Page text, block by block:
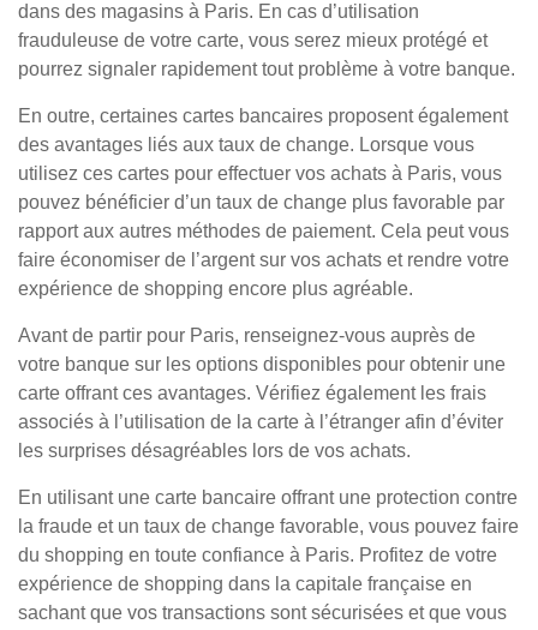
dans des magasins à Paris. En cas d’utilisation
frauduleuse de votre carte, vous serez mieux protégé et
pourrez signaler rapidement tout problème à votre banque.
En outre, certaines cartes bancaires proposent également
des avantages liés aux taux de change. Lorsque vous
utilisez ces cartes pour effectuer vos achats à Paris, vous
pouvez bénéficier d’un taux de change plus favorable par
rapport aux autres méthodes de paiement. Cela peut vous
faire économiser de l’argent sur vos achats et rendre votre
expérience de shopping encore plus agréable.
Avant de partir pour Paris, renseignez-vous auprès de
votre banque sur les options disponibles pour obtenir une
carte offrant ces avantages. Vérifiez également les frais
associés à l’utilisation de la carte à l’étranger afin d’éviter
les surprises désagréables lors de vos achats.
En utilisant une carte bancaire offrant une protection contre
la fraude et un taux de change favorable, vous pouvez faire
du shopping en toute confiance à Paris. Profitez de votre
expérience de shopping dans la capitale française en
sachant que vos transactions sont sécurisées et que vous